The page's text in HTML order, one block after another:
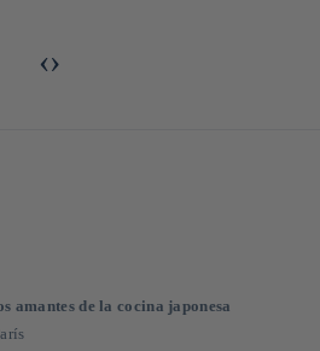
‹›
amantes de la cocina japonesa